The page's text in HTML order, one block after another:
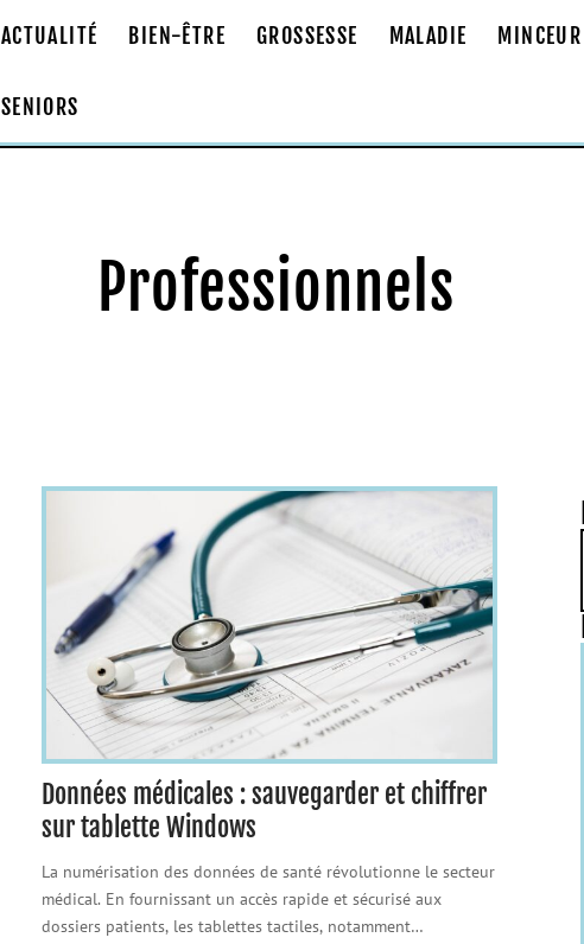
ACTUALITÉ BIEN-ÊTRE GROSSESSE MALADIE MINCEUR
SENIORS
Professionnels
Données médicales : sauvegarder et chiffrer
sur tablette Windows
La numérisation des données de santé révolutionne le secteur
médical. En fournissant un accès rapide et sécurisé aux
dossiers patients, les tablettes tactiles, notamment…